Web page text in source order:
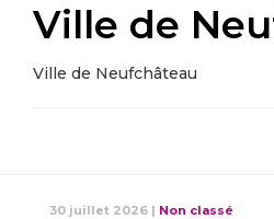
Ville de
Ville de Neufchâteau
30 juillet 2026 | Non classé